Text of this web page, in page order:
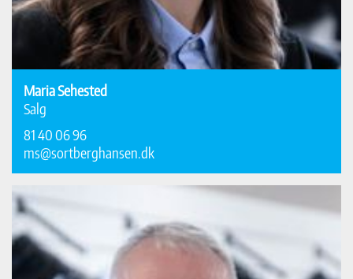
Maria Sehested
Salg
81 40 06 96
ms@sortberghansen.dk